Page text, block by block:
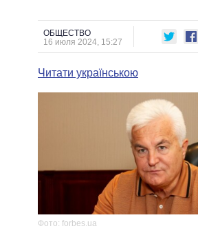
МЭРЫ
ВСЕ ПЕРСОНЫ
СРАВНЕНИЕ
ОБЩЕСТВО
16 июля 2024, 15:27
Читати українською
Фото: forbes.ua